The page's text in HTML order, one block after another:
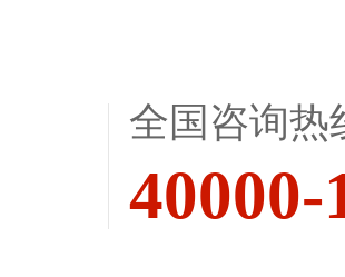
全国咨询热
40000-